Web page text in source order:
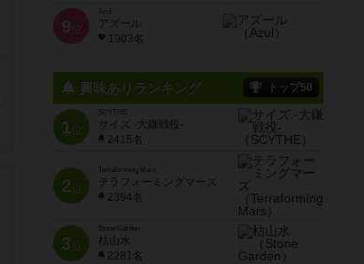
9 位
Azul
アズール
1903名
興味ありランキング トップ50
1位
SCYTHE
サイズ -大鎌戦役-
2415名
2位
Terraforming Mars
テラフォーミングマーズ
2394名
3位
Stone Garden
枯山水
2281名